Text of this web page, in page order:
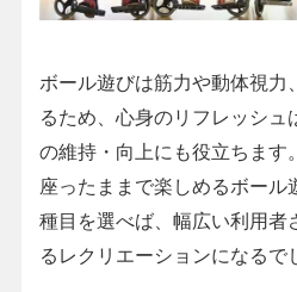
ボール遊びは筋力や動体視力
るため、心身のリフレッシュ
の維持・向上にも役立ちます
座ったままで楽しめるボール
種目を選べば、幅広い利用者
るレクリエーションになるで